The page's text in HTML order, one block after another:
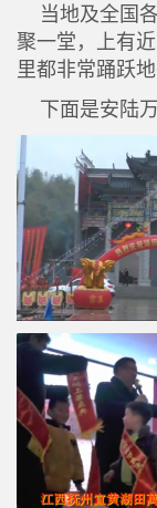
当地及全国
聚一堂，上有
里都非常踊跃地
下面是安陆